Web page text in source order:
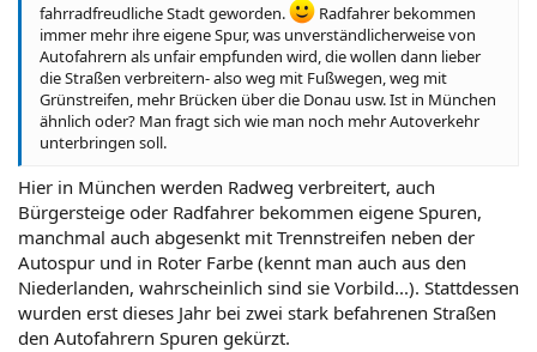
fahrradfreudliche Stadt geworden.
Radfahrer bekommen
immer mehr ihre eigene Spur, was unverständlicherweise von
Autofahrern als unfair empfunden wird, die wollen dann lieber
die Straßen verbreitern- also weg mit Fußwegen, weg mit
Grünstreifen, mehr Brücken über die Donau usw. Ist in München
ähnlich oder? Man fragt sich wie man noch mehr Autoverkehr
unterbringen soll.
Hier in München werden Radweg verbreitert, auch
Bürgersteige oder Radfahrer bekommen eigene Spuren,
manchmal auch abgesenkt mit Trennstreifen neben der
Autospur und in Roter Farbe (kennt man auch aus den
Niederlanden, wahrscheinlich sind sie Vorbild...). Stattdessen
wurden erst dieses Jahr bei zwei stark befahrenen Straßen
den Autofahrern Spuren gekürzt.